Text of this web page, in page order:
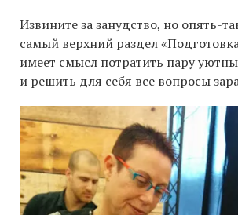
Извините за занудство, но опять-
самый верхний раздел
имеет смысл потратить пару
и решить для себя все вопросы